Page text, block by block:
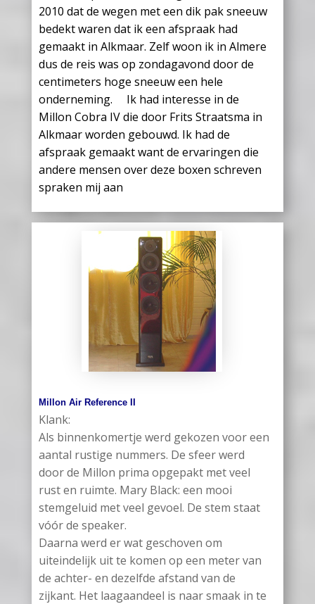
2010 dat de wegen met een dik pak sneeuw
bedekt waren dat ik een afspraak had
gemaakt in Alkmaar. Zelf woon ik in Almere
dus de reis was op zondagavond door de
centimeters hoge sneeuw een hele
onderneming. Ik had interesse in de
Millon Cobra IV die door Frits Straatsma in
Alkmaar worden gebouwd. Ik had de
afspraak gemaakt want de ervaringen die
andere mensen over deze boxen schreven
spraken mij aan
Millon Air Reference II
Klank:
Als binnenkomertje werd gekozen voor een
aantal rustige nummers. De sfeer werd
door de Millon prima opgepakt met veel
rust en ruimte. Mary Black: een mooi
stemgeluid met veel gevoel. De stem staat
vóór de speaker.
Daarna werd er wat geschoven om
uiteindelijk uit te komen op een meter van
de achter- en dezelfde afstand van de
zijkant. Het laagaandeel is naar smaak in te